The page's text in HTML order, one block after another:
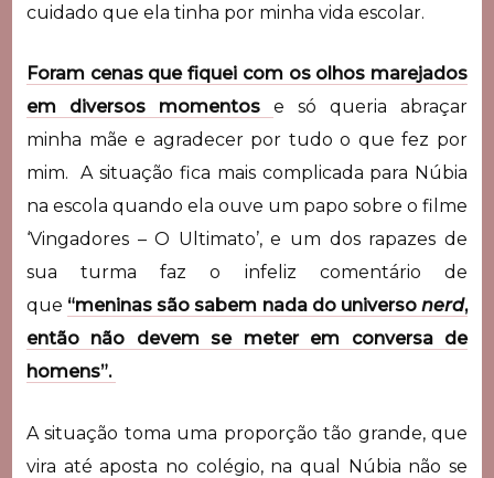
cuidado que ela tinha por minha vida escolar.
Foram cenas que fiquei com os olhos marejados
em diversos momentos e só queria abraçar
minha mãe e agradecer por tudo o que fez por
mim. A situação fica mais complicada para Núbia
na escola quando ela ouve um papo sobre o filme
‘Vingadores – O Ultimato’, e um dos rapazes de
sua turma faz o infeliz comentário de
que “meninas são sabem nada do universonerd,
então não devem se meter em conversa de
homens”.
A situação toma uma proporção tão grande, que
vira até aposta no colégio, na qual Núbia não se